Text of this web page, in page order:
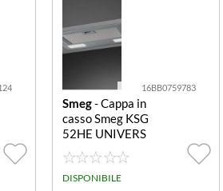
16BB0759783
Smeg- Cappa in
casso Smeg KSG
52HE UNIVERS
ALE Silver
DISPONIBILE